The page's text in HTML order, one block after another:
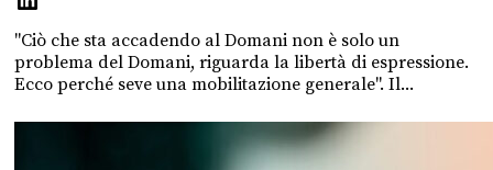
"Ciò che sta accadendo al Domani non è solo un
problema del Domani, riguarda la libertà di espressione.
Ecco perché seve una mobilitazione generale". Il...